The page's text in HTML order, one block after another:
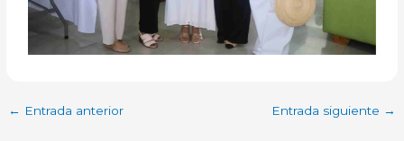
← Entrada anterior Entrada siguiente →